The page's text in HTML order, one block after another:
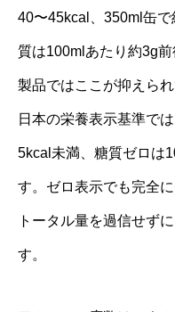
40〜45kcal、350ml缶
質は100mlあたり約3g
製品ではここが抑えられ
日本の栄養表示基準で
5kcal未満、糖質ゼロは
す。ゼロ表示でも完全
トータル量を過信せず
す。